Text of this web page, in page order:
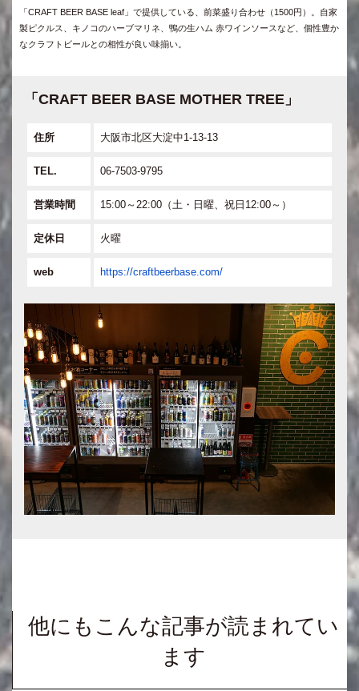
「CRAFT BEER BASE leaf」で提供している、前菜盛り合わせ（1500円）。自家
製ピクルス、キノコのハーブマリネ、鴨の生ハム 赤ワインソースなど、個性豊か
なクラフトビールとの相性が良い味揃い。
「CRAFT BEER BASE MOTHER TREE」
住所 大阪市北区大淀中1-13-13
TEL. 06-7503-9795
営業時間 15:00～22:00（土・日曜、祝日12:00～）
定休日 火曜
web https://craftbeerbase.com/
他にもこんな記事が読まれてい
ます